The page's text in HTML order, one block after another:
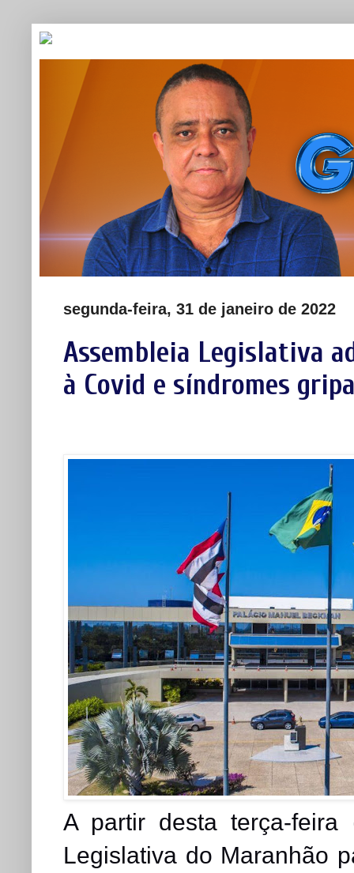
segunda-feira, 31 de janeiro de 2022
Assembleia Legislativa
à Covid e síndromes
A partir desta terça-feira
Legislativa do Maranhão